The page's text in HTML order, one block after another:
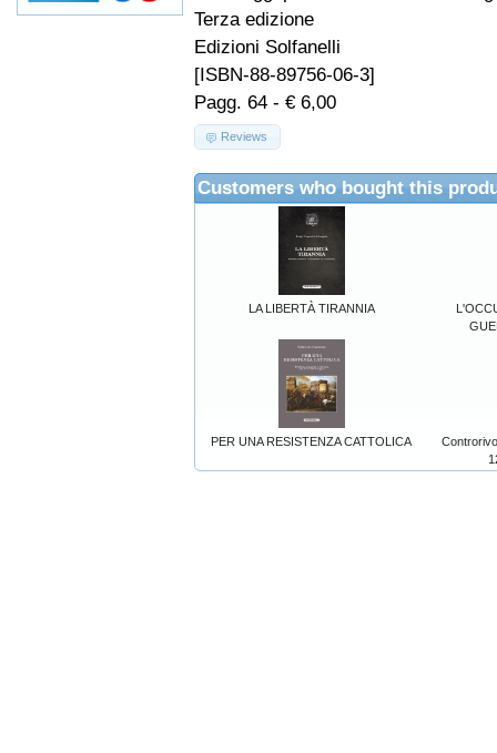
Terza edizione
Edizioni Solfanelli
[ISBN-88-89756-06-3]
Pagg. 64 - € 6,00
Reviews
Customers who bought this
LA LIBERTÀ TIRANNIA
PER UNA RESISTENZA CATTOLICA